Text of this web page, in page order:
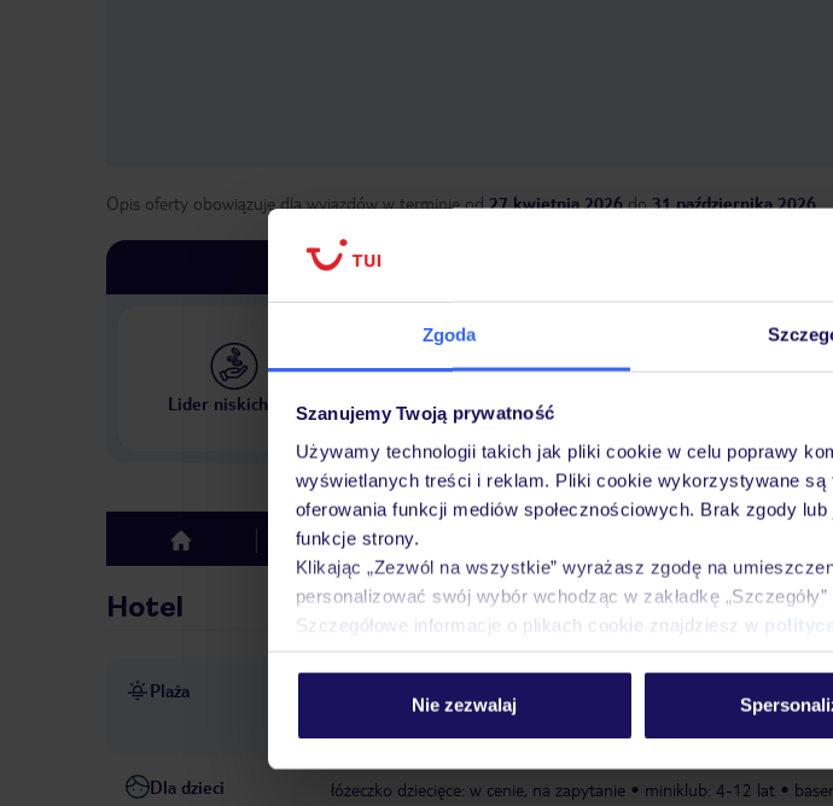
Zgoda
Szanujemy Twoją prywatność
Używamy technologii takich jak pliki cookie w celu poprawy
wyświetlanych treści i reklam. Pliki cookie wykorzystywane
oferowania funkcji mediów społecznościowych. Brak zgody
funkcje strony.
Klikając „Zezwól na wszystkie” wyrażasz zgodę na
personalizować swój wybór wchodząc w zakładkę „Szczegóły”
Szczegółowe informacje o plikach cookie znajdziesz w
Nie zezwalaj
Opis oferty obowiązuje dla wyjazdów w terminie od 27 kwietnia 2026do31 października 2026
Lider niskich cen
w Polsce
top Hotel
Hotel
Plaża
ok. 150 m od plaży; Suncity Beach Club z darmowymi leżakami i
Section z odpłatnymi leżakami i parasolami
ręczniki w cenie
Dla dzieci łóżeczko dziecięce: w cenie, na zapytanie miniklub: 4-12 lat